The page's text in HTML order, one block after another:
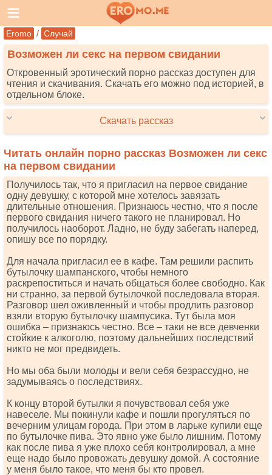
Eromo / Случай
Возможен ли секс на первом свидании
Откровенный эротический порно рассказ доступен для
чтения и скачивания. Скачать его можно под историей, в
отдельном блоке.
Скачать рассказ
Читать онлайн порно рассказ Возможен ли секс
на первом свидании
Получилось так, что я пригласил на первое свидание
одну девушку, с которой мне хотелось завязать
длительные отношения. Признаюсь честно, что я после
первого свидания ничего такого не планировал. Но
получилось наоборот. Ладно, не буду забегать наперед,
опишу все по порядку.
Для начала пригласил ее в кафе. Там решили распить
бутылочку шампанского, чтобы немного
раскрепоститься и начать общаться более свободно. Как
ни странно, за первой бутылочкой последовала вторая.
Разговор шел оживленный и чтобы продлить разговор
взяли вторую бутылочку шампусика. Тут была моя
ошибка – признаюсь честно. Все – таки не все девченки
стойкие к алкоголю, поэтому дальнейших последствий
никто не мог предвидеть.
Но мы оба были молоды и вели себя безрассудно, не
задумываясь о последствиях.
К концу второй бутылки я почувствовал себя уже
навеселе. Мы покинули кафе и пошли прогуляться по
вечерним улицам города. При этом в ларьке купили еще
по бутылочке пива. Это явно уже было лишним. Потому
как после пива я уже плохо себя контролировал, а мне
еще надо было провожать девушку домой. А состояние
у меня было такое, что меня бы кто провел.